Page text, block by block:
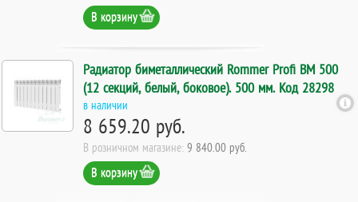
В корзину
Радиатор биметаллический Rommer Profi BM 500
(12 секций, белый, боковое). 500 мм. Код 28298
в наличии
8 659.20 руб.
В розничном магазине: 9 840.00 руб.
В корзину